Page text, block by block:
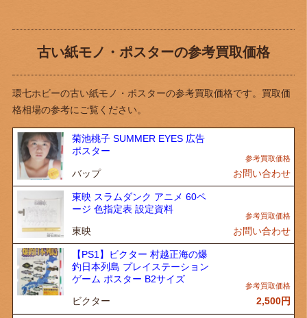
古い紙モノ・ポスターの参考買取価格
環七ホビーの古い紙モノ・ポスターの参考買取価格です。買取価
格相場の参考にご覧ください。
菊池桃子 SUMMER EYES 広告
ポスター
バップ お問い合わせ
東映 スラムダンク アニメ 60ペ
ージ 色指定表 設定資料
東映 お問い合わせ
【PS1】ビクター 村越正海の爆
釣日本列島 プレイステーション
ゲーム ポスター B2サイズ
ビクター 2,500円